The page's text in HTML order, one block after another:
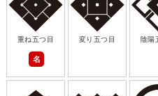
重ね五つ目
名
変り五つ目 陰陽